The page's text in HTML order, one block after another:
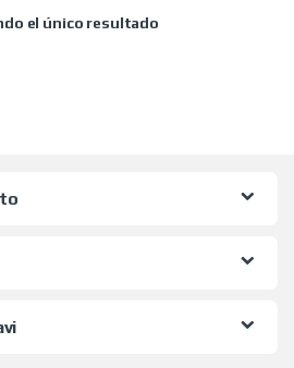
el único resultado